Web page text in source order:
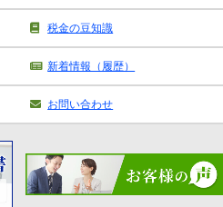
税金の豆知識
新着情報（履歴）
お問い合わせ